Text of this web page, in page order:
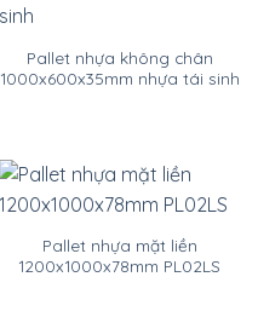
Pallet nhựa không chân
1000x600x35mm nhựa tái sinh
Pallet nhựa mặt liền
1200x1000x78mm PL02LS